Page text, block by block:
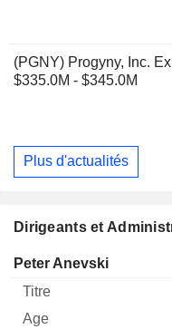
(PGNY) Progyny, Inc.
$335.0M - $345.0M
Plus d'actualités
Dirigeants et
Dirigeant Titre
Peter Anevski